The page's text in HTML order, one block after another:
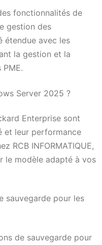
fonctionnalités de
gestion des
étendue avec les
la gestion et la
Server 2025 ?
Enterprise sont
et leur performance
RCB INFORMATIQUE,
le modèle adapté à vos
sauvegarde pour les
de sauvegarde pour